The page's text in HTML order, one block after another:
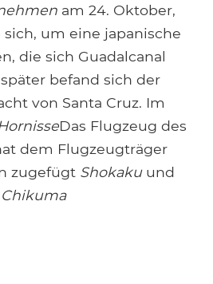
am 24. Oktober,
um eine japanische
die sich Guadalcanal
befand sich der
von Santa Cruz. Im
Das Flugzeug des
dem Flugzeugträger
zugefügt Shokakuund
Chikuma